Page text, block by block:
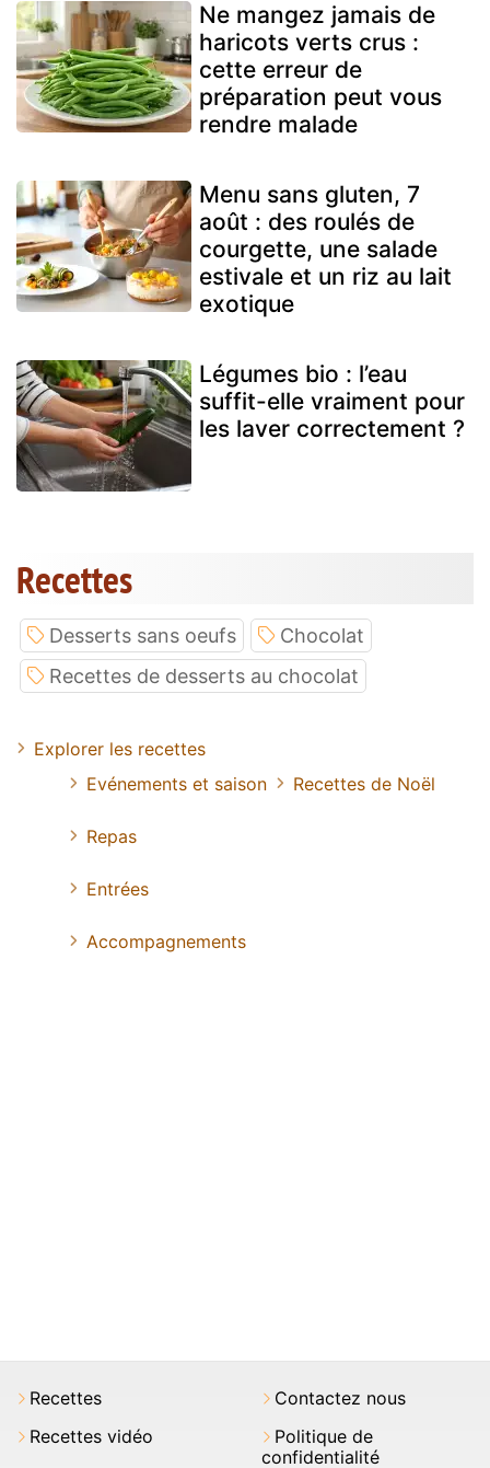
Ne mangez jamais de
haricots verts crus :
cette erreur de
préparation peut vous
rendre malade
Menu sans gluten, 7
août : des roulés de
courgette, une salade
estivale et un riz au lait
exotique
Légumes bio : l’eau
suffit-elle vraiment pour
les laver correctement ?
Recettes
Desserts sans oeufs
Chocolat
Recettes de desserts au chocolat
Explorer les recettes
Evénements et saison
Recettes de Noël
Repas
Entrées
Accompagnements
Recettes
Recettes vidéo
Contactez nous
Politique de
confidentialité